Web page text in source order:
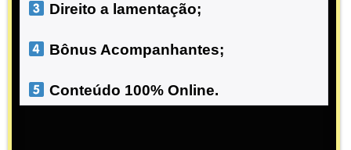
Direito a lamentação;
Bônus Acompanhantes;
Conteúdo 100% Online.